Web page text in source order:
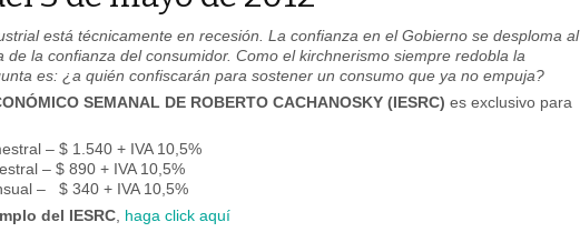
está técnicamente en recesión. La confianza en el Gobierno se desploma al
de la confianza del consumidor. Como el kirchnerismo siempre redobla la
es: ¿a quién confiscarán para sostener un consumo que ya no empuja?
SEMANAL DE ROBERTO CACHANOSKY (IESRC) es exclusivo para
– $ 1.540 + IVA 10,5%
– $ 890 + IVA 10,5%
– $ 340 + IVA 10,5%
del IESRC haga click aquí